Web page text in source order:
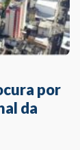
por
da